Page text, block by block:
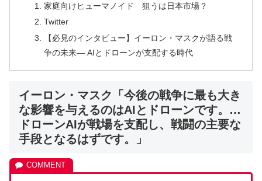
家庭向けヒューマノイド 狙うは日本市場？
Twitter
【必見のインタビュー】イーロン・マスクが語る戦
争の未来— AIとドローンが支配する時代
イーロン・マスク「今後の戦争に最も大き
な影響を与えるのはAIとドローンです。…
ドローンAIが戦場を支配し、戦闘の主要な
手段となるはずです。」